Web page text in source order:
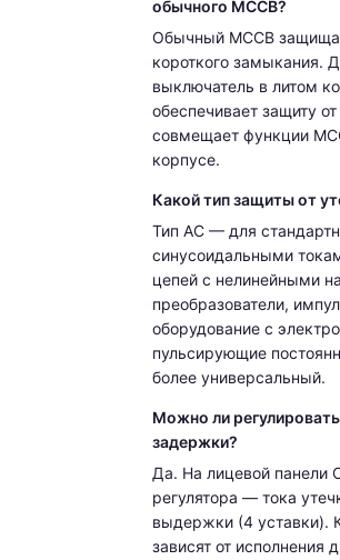
обычного MCCB?
Обычный MCCB
короткого замыкания.
выключатель в литом
обеспечивает защиту
совмещает функции
корпусе.
Какой тип защиты от
Тип AC — для
синусоидальными
цепей с нелинейными
преобразователи,
оборудование с
пульсирующие
более универсальный.
Можно ли
задержки?
Да. На лицевой панели
регулятора — тока
выдержки (4 уставки).
зависят от исполнения